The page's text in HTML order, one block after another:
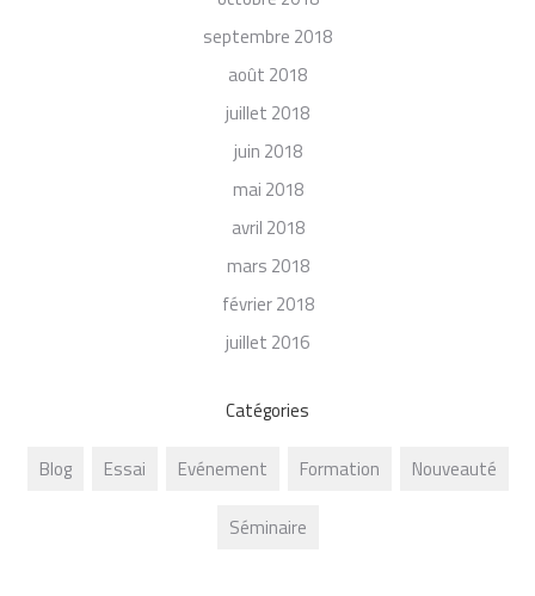
septembre 2018
août 2018
juillet 2018
juin 2018
mai 2018
avril 2018
mars 2018
février 2018
juillet 2016
Catégories
Blog Essai Evénement Formation Nouveauté
Séminaire